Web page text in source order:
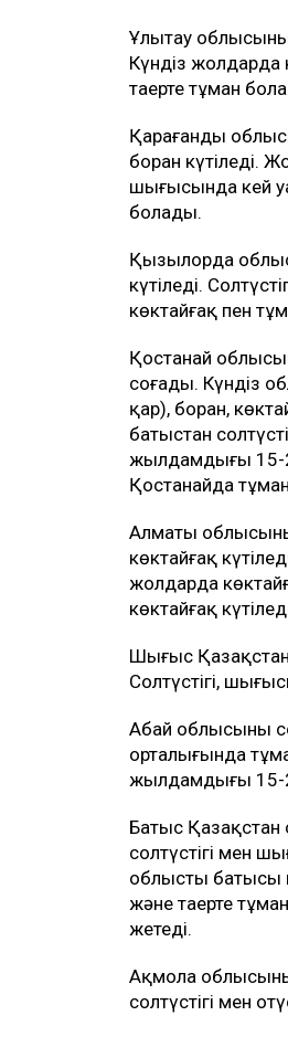
Ұлытау
Күндіз жолдарда
таңертең тұман
Қарағанды
боран күтіледі.
шығысында кей
болады.
Қызылорда
күтіледі.
көктайғақ пен
Қостанай
соғады. Күндіз
қар), боран,
батыстан
жылдамдығы 15-
Қостанайда тұман
Алматы
көктайғақ
жолдарда
көктайғақ
Шығыс Қазақстан
Солтүстігі,
Абай облысының
орталығында
жылдамдығы 15-
Батыс Қазақстан
солтүстігі мен
облыстың батысы
және таңертең
жетеді.
Ақмола
солтүстігі мен